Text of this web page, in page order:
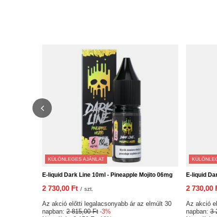
KÜLÖNLEGES AJÁNLAT
E-liquid Dark Line 10ml - Pineapple Mojito 06mg
2 730,00 Ft / szt.
Az akció előtti legalacsonyabb ár az elmúlt 30
napban: 2 815,00 Ft -3%
E-liquid
2 730,00
Az akció
napban:3